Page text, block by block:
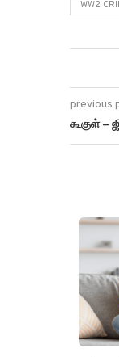
WW2
previous
கூகுள் –